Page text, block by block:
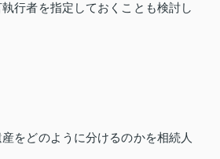
行者を指定しておくことも検討し
をどのように分けるのかを相続人